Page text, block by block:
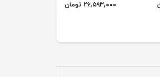
۲۶,۵۹۳,۰۰۰ تومان